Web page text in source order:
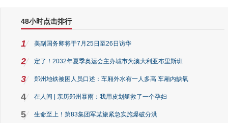
48小时点击排行
1 美副国务卿将于7月25日至26日访华
2 定了！2032年夏季奥运会主办城市为澳大利亚布里斯班
3 郑州地铁被困人员口述：车厢外水有一人多高 车厢内缺氧
4 在人间 | 亲历郑州暴雨：我用皮划艇救了一个孕妇
5 生命至上！第83集团军某旅紧急实施爆破分洪